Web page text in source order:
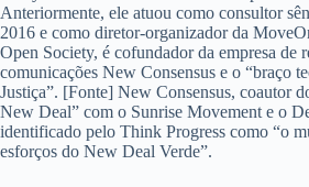
Anteriormente, ele atuou como consultor
2016 e como diretor-organizador da
Open Society, é cofundador da empresa de
comunicações New Consensus e o “braço
Justiça”. [Fonte] New Consensus, coautor
New Deal” com o Sunrise Movement e o
identificado pelo Think Progress como “o
esforços do New Deal Verde”.